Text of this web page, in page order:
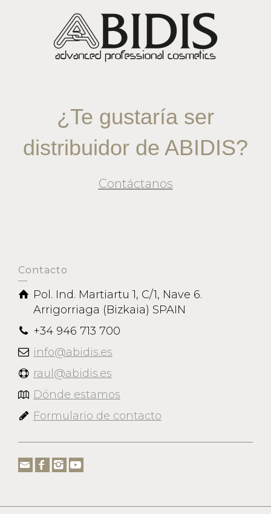
¿Te gustaría ser
distribuidor de ABIDIS?
Contáctanos
Contacto
Pol. Ind. Martiartu 1, C/1, Nave 6.
Arrigorriaga (Bizkaia) SPAIN
+34 946 713 700
info@abidis.es
raul@abidis.es
Dónde estamos
Formulario de contacto